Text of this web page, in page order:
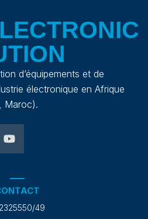
d’équipements et de
électronique en Afrique
Maroc).
49